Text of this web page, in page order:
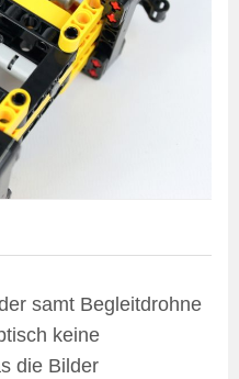
samt Begleitdrohne
keine
die Bilder